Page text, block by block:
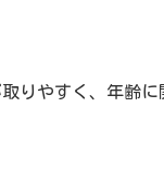
りやすく、年齢に